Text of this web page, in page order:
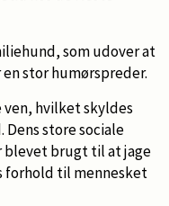
som udover at
stor humørspreder.
hvilket skyldes
store sociale
blevet brugt til at jage
forhold til mennesket